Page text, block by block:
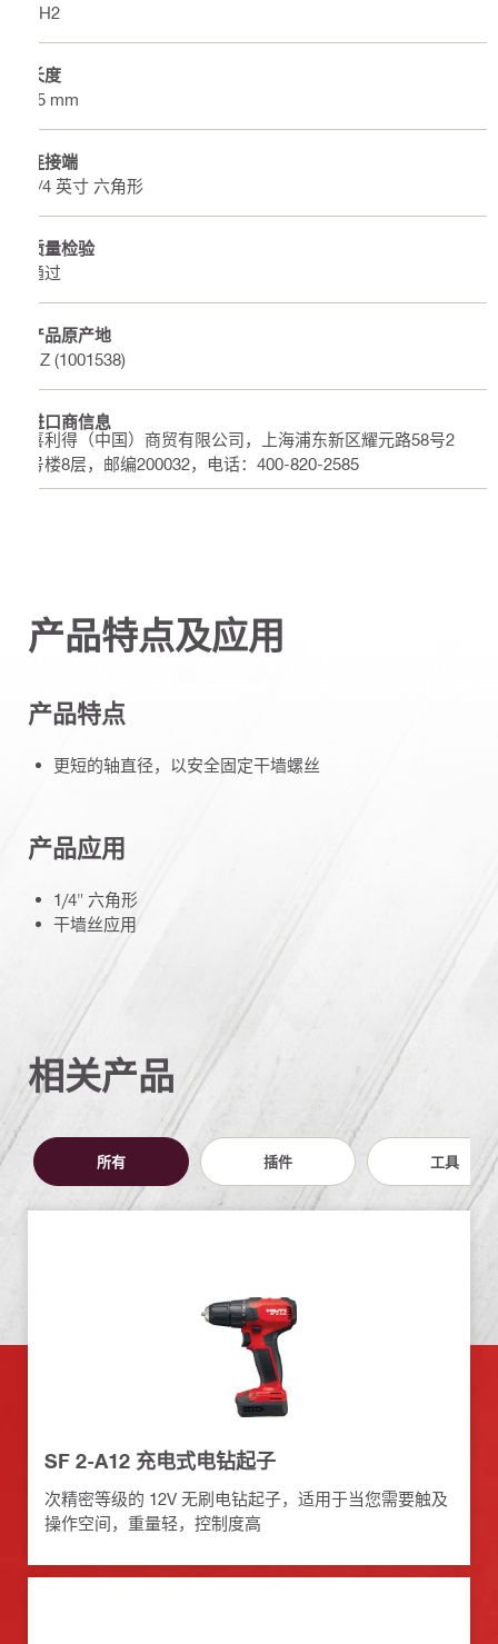
PH2
长度
25 mm
连接端
1/4 英寸 六角形
质量检验
通过
产品原产地
CZ (1001538)
进口商信息
喜利得（中国）商贸有限公司，上海浦东新区耀元路58号2
号楼8层，邮编200032，电话：400-820-2585
产品特点及应用
产品特点
更短的轴直径，以安全固定干墙螺丝
产品应用
1/4" 六角形
干墙丝应用
相关产品
所有 插件 工具
SF 2-A12 充电式电钻起子
次精密等级的 12V 无刷电钻起子，适用于当您需要触及
操作空间，重量轻，控制度高